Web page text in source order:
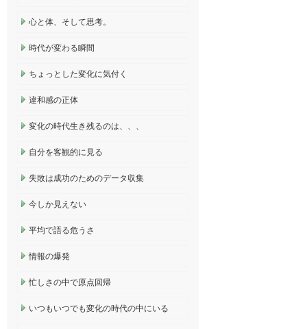
心と体、そして思考。
時代が変わる瞬間
ちょっとした変化に気付く
違和感の正体
変化の時代生き残るのは、、、
自分を客観的に見る
失敗は成功のためのデータ収集
今しか見えない
平均で語る危うさ
情報の爆発
忙しさの中で原点回帰
いつもいつでも変化の時代の中にいる